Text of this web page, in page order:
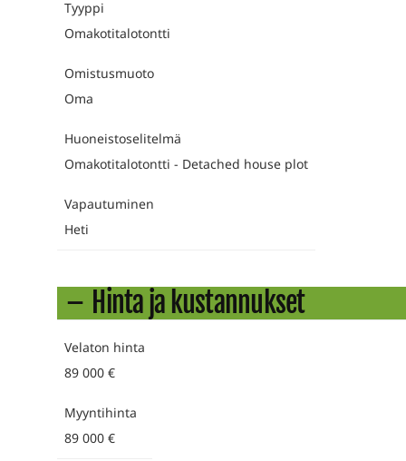
Tyyppi
Omakotitalotontti
Omistusmuoto
Oma
Huoneistoselitelmä
Omakotitalotontti - Detached house plot
Vapautuminen
Heti
Hinta ja kustannukset
Velaton hinta
89 000 €
Myyntihinta
89 000 €